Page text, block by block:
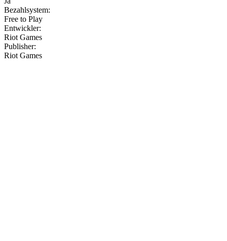
Bezahlsystem:
Free to Play
Entwickler:
Riot Games
Publisher:
Riot Games